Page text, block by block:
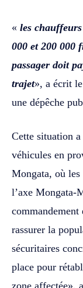
« les
000 et 200 000
passager doit
trajet», a écrit
une dépêche
Cette situation
véhicules en
Mongata, où
l’axe Mongata-
commandement
rassurer la
sécuritaires
place pour
zone affectée»,